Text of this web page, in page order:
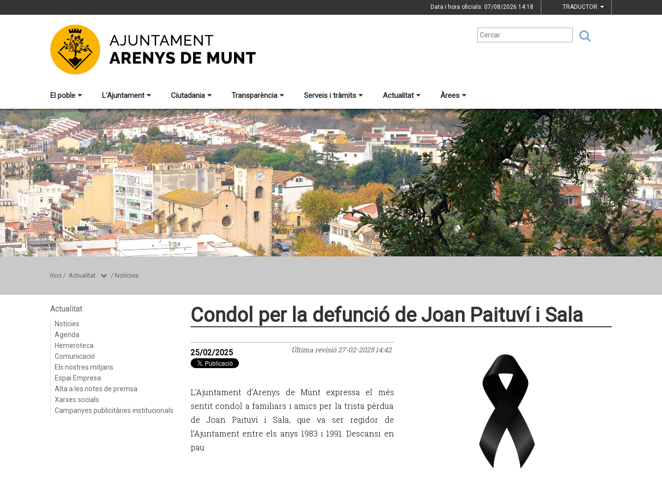
Data i hora oficials: 07/08/2026 14:18 TRADUCTOR
El poble L'Ajuntament Ciutadania Transparència Serveis i tràmits Actualitat Àrees
Inici / Actualitat / Notícies
Actualitat
Notícies
Agenda
Hemeroteca
Comunicació
Els nostres mitjans
Espai Empresa
Alta a les notes de premsa
Xarxes socials
Campanyes publicitàries institucionals
Condol per la defunció de Joan Paituví i Sala
Última revisió27-02-2025 14:42
25/02/2025
L’Ajuntament d’Arenys de Munt expressa el més
sentit condol a familiars i amics per la trista pèrdua
de Joan Paituví i Sala, que va ser regidor de
l’Ajuntament entre els anys 1983 i 1991. Descansi en
pau.